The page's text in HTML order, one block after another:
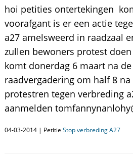
hoi petities ontertekingen
voorafgant is er een actie
a27 amelsweerd in raadzaal
zullen bewoners protest
komt donerdag 6 maart na de
raadvergadering om half 8
protestren tegen verbreding
aanmelden
04-03-2014 | Petitie Stop verbreding A27